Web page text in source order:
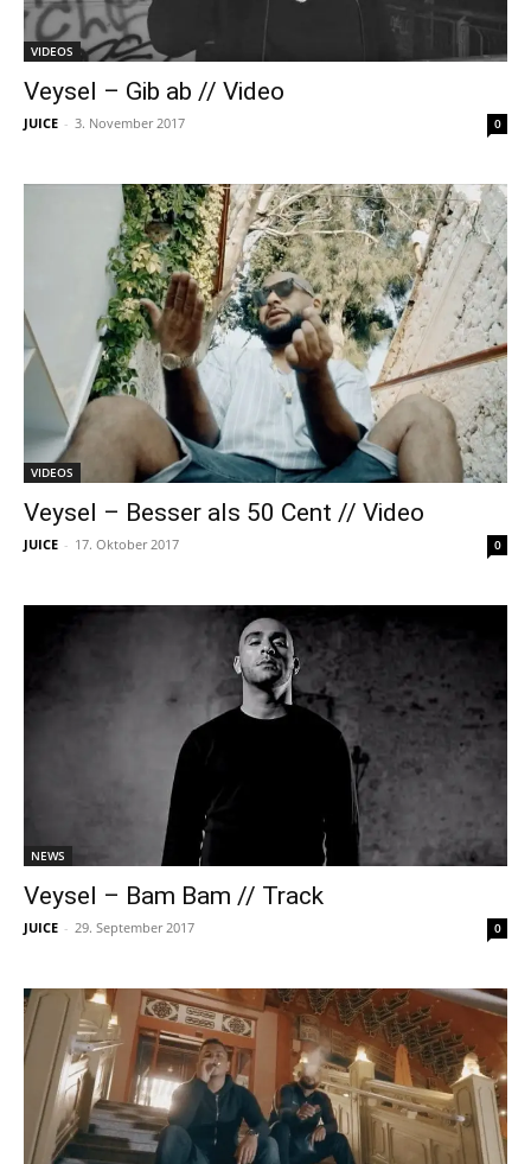
VIDEOS
Veysel – Gib ab // Video
JUICE - 3. November 2017 0
VIDEOS
Veysel – Besser als 50 Cent // Video
JUICE - 17. Oktober 2017 0
NEWS
Veysel – Bam Bam // Track
JUICE - 29. September 2017 0